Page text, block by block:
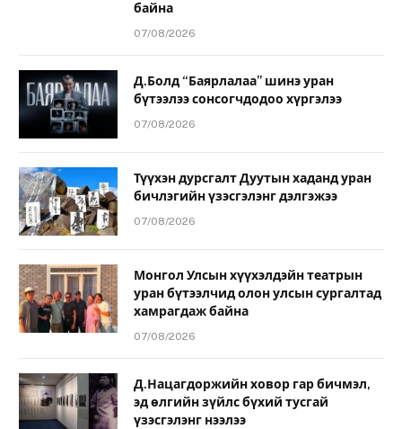
байна
07/08/2026
Д.Болд “Баярлалаа” шинэ уран
бүтээлээ сонсогчдодоо хүргэлээ
07/08/2026
Түүхэн дурсгалт Дуутын хаданд уран
бичлэгийн үзэсгэлэнг дэлгэжээ
07/08/2026
Монгол Улсын хүүхэлдэйн театрын
уран бүтээлчид олон улсын сургалтад
хамрагдаж байна
07/08/2026
Д.Нацагдоржийн ховор гар бичмэл,
эд өлгийн зүйлс бүхий тусгай
үзэсгэлэнг нээлээ